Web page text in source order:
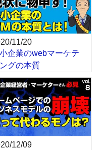
11/20
企業のwebマーケテ
グの本質
12/09